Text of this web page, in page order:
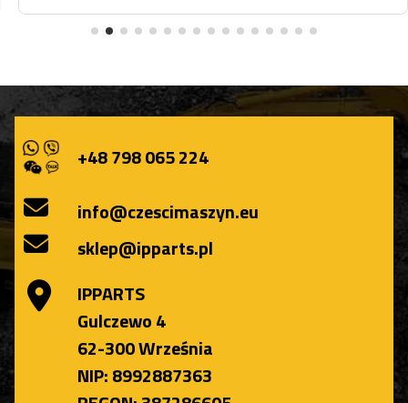
+48 798 065 224
info@czescimaszyn.eu
sklep@ipparts.pl
IPPARTS
Gulczewo 4
62-300 Września
NIP: 8992887363